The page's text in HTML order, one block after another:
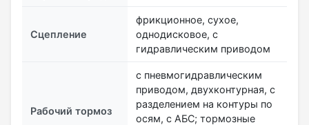
Сцепление
фрикционное, сухое,
однодисковое, с
гидравлическим приводом
Рабочий тормоз
с пневмогидравлическим
приводом, двухконтурная, с
разделением на контуры по
осям, с АБС; тормозные